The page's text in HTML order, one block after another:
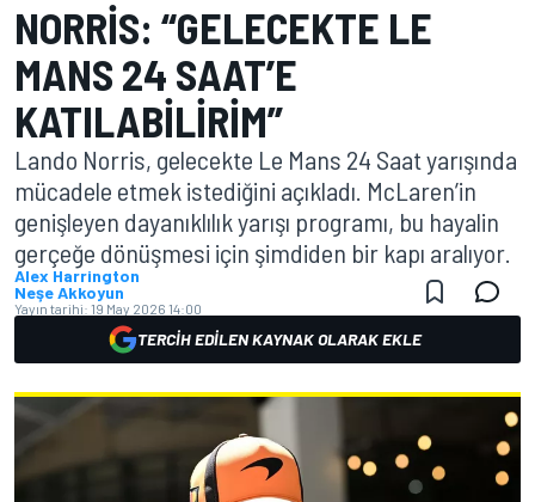
NORRIS: “GELECEKTE LE
MANS 24 SAAT’E
KATILABILIRIM”
Lando Norris, gelecekte Le Mans 24 Saat yarışında
mücadele etmek istediğini açıkladı. McLaren’in
genişleyen dayanıklılık yarışı programı, bu hayalin
gerçeğe dönüşmesi için şimdiden bir kapı aralıyor.
Alex Harrington
Neşe Akkoyun
Yayın tarihi: 19 May 2026 14:00
TERCIH EDILEN KAYNAK OLARAK EKLE